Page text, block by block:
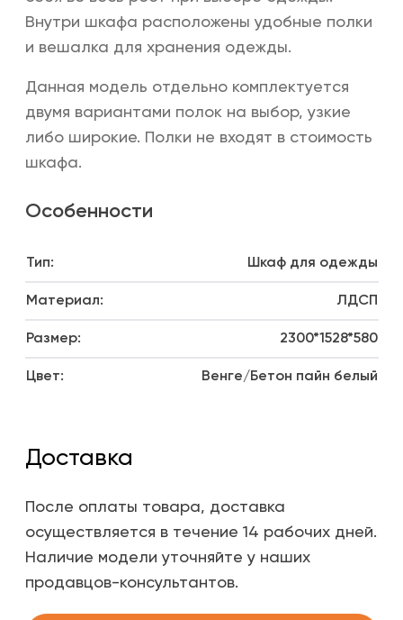
Внутри шкафа расположены удобные полки
и вешалка для хранения одежды.
Данная модель отдельно комплектуется
двумя вариантами полок на выбор, узкие
либо широкие. Полки не входят в стоимость
шкафа.
Особенности
Тип: Шкаф для одежды
Материал: ЛДСП
Размер: 2300*1528*580
Цвет: Венге/Бетон пайн белый
Доставка
После оплаты товара, доставка
осуществляется в течение 14 рабочих дней.
Наличие модели уточняйте у наших
продавцов-консультантов.